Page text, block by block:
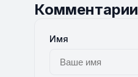
Комментарии
Имя